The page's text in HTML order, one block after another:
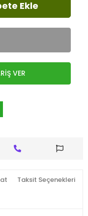
Ekle
VER
Taksit Seçenekleri